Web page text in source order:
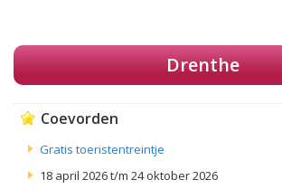
Drenthe
Coevorden
Gratis toeristentreintje
18 april 2026 t/m 24 oktober 2026